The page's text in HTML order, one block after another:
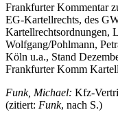
Frankfurter Kommentar
EG-Kartellrechts, des
Kartellrechtsordnungen,
Wolfgang/Pohlmann,
Köln u.a., Stand
Frankfurter Komm
Funk, Michael: Kfz-
(zitiert: Funk, nach S.)